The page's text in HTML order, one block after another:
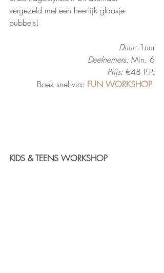
vergezeld met een heerlijk glaasje
bubbels!
Duur: 1uur
Deelnemers: Min. 6
Prijs: €48 P.P.
Boek snel via: FUN WORKSHOP
KIDS & TEENS WORKSHOP